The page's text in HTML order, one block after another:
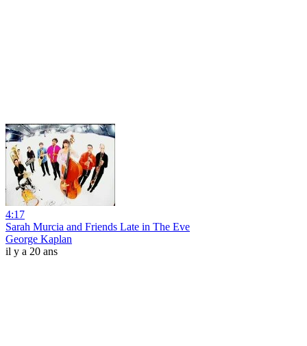
4:17
Sarah Murcia and Friends Late in The Eve
George Kaplan
il y a 20 ans